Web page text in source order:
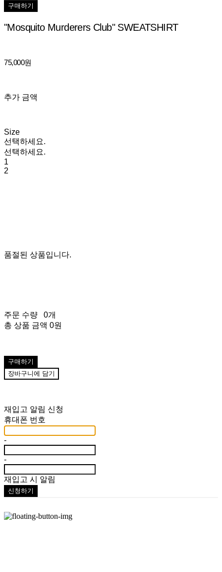
구매하기
"Mosquito Murderers Club" SWEATSHIRT
75,000원
추가 금액
Size
선택하세요.
선택하세요.
1
2
품절된 상품입니다.
주문 수량
0개
총 상품 금액 0원
구매하기
장바구니에 담기
재입고 알림 신청
휴대폰 번호
-
-
재입고 시 알림
신청하기